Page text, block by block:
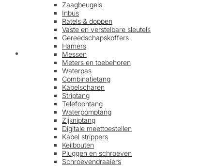
Afrekenen
Zaagbeugels
Inbus
Ratels & doppen
Vaste en verstelbare sleutels
Gereedschapskoffers
Hamers
Messen
Meters en toebehoren
Waterpas
Combinatietang
Kabelscharen
Striptang
Telefoontang
Waterpomptang
Zijkniptang
Digitale meettoestellen
Kabel strippers
Keilbouten
Pluggen en schroeven
Schroevendraaiers